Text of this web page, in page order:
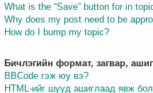
What is the “Save” button for in
Why does my post need to be
How do I bump my topic?
Бичлэгийн формат, загвар,
BBCode гэж юу вэ?
HTML-ийг шууд ашиглаад явж